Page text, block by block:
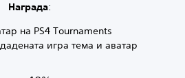
Награда:
на PS4 Tournaments
игра тема и аватар